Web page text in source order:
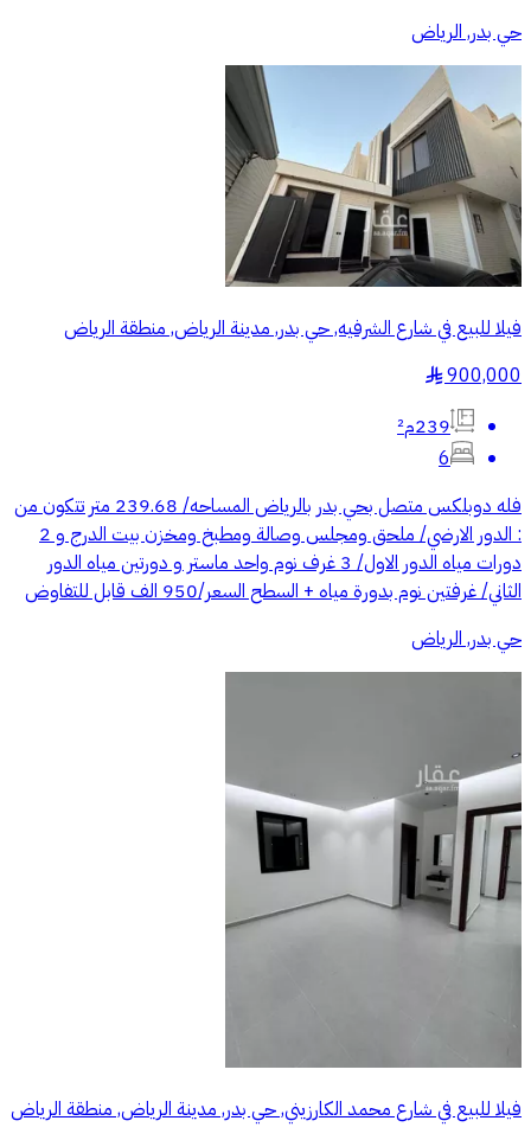
حي بدر, الرياض
فيلا للبيع في شارع الشرفيه, حي بدر, مدينة الرياض, منطقة الرياض
900,000
§
239م²
6
فله دوبلكس متصل بحي بدر بالرياض المساحه/ 239.68 متر تتكون من
: الدور الارضي/ ملحق ومجلس وصالة ومطبخ ومخزن بيت الدرج و 2
دورات مياه الدور الاول/ 3 غرف نوم واحد ماستر و دورتين مياه الدور
الثاني/ غرفتين نوم بدورة مياه + السطح السعر/950 الف قابل للتفاوض
حي بدر, الرياض
فيلا للبيع في شارع محمد الكارزيني, حي بدر, مدينة الرياض, منطقة الرياض